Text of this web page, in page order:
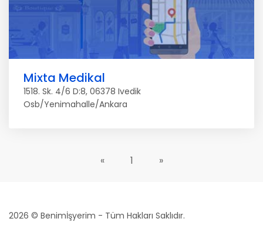
Mixta Medikal
1518. Sk. 4/6 D:8, 06378 Ivedik
Osb/Yenimahalle/Ankara
« 1 »
2026 © Benimİşyerim - Tüm Hakları Saklıdır.